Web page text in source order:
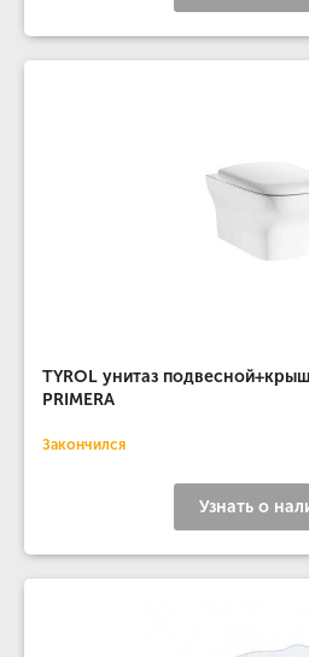
TYROL унитаз
PRIMERA
Закончился
Узнать о